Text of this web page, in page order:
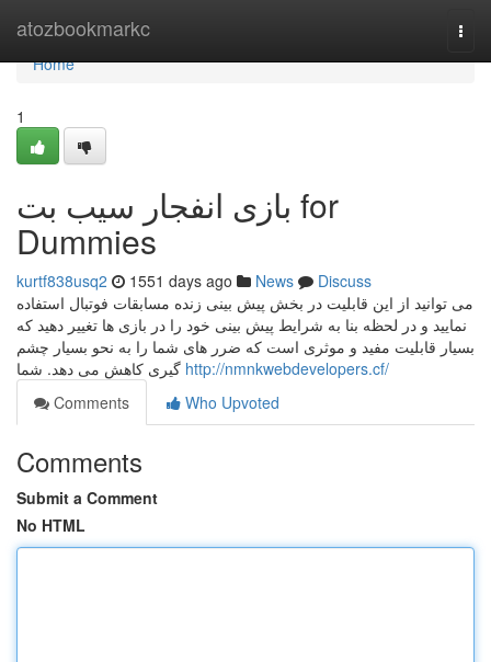
atozbookmarkc
Home
Home
1
بازی انفجار سیب بت for
Dummies
kurtf838usq2 1551 days ago News
Discuss
می توانید از این قابلیت در بخش پیش بینی زنده مسابقات فوتبال استفاده
نمایید و در لحظه بنا به شرایط پیش بینی خود را در بازی ها تغییر دهید که
بسیار قابلیت مفید و موثری است که ضرر های شما را به نحو بسیار چشم
http://nmnkwebdevelopers.cf/
Comments
Who Upvoted
Comments
Submit a Comment
No HTML